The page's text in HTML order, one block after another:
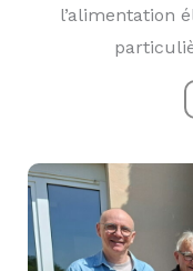
l’alimentation